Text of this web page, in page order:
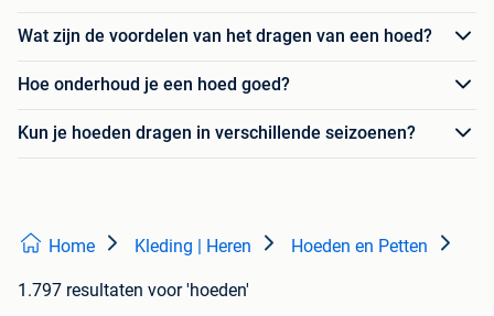
Wat zijn de voordelen van het dragen van een hoed?
Hoe onderhoud je een hoed goed?
Kun je hoeden dragen in verschillende seizoenen?
Home Kleding | Heren Hoeden en Petten
1.797 resultaten voor 'hoeden'